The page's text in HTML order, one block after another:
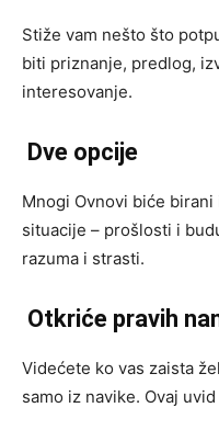
Stiže vam nešto što
biti priznanje, predlog,
interesovanje.
Dve opcije
Mnogi Ovnovi biće
situacije – prošlosti i
razuma i strasti.
Otkriće pravih
Videćete ko vas zaista
samo iz navike. Ovaj